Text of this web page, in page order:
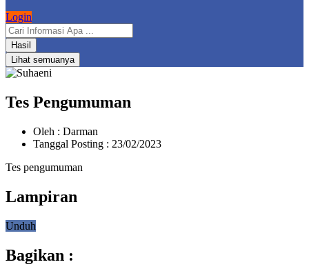
Login
Search
...Hasil
Lihat semuanya
Tes Pengumuman
Oleh : Darman
Tanggal Posting : 23/02/2023
Tes pengumuman
Lampiran
Unduh
Bagikan :